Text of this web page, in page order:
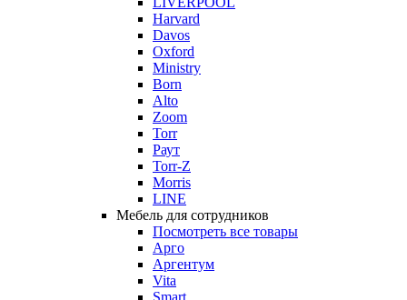
Harvard
Davos
Oxford
Ministry
Born
Alto
Zoom
Torr
Раут
Torr-Z
Morris
LINE
Мебель для сотрудников
Посмотреть все товары
Арго
Аргентум
Vita
Smart